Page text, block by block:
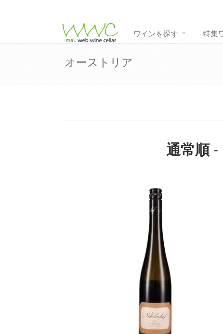
ワインを探す 特集
オーストリア
通常順-